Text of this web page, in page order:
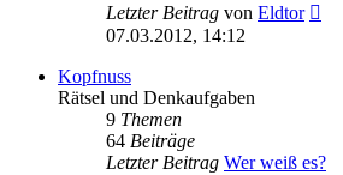
Letzter Beitrag von Eldtor
07.03.2012, 14:12
Kopfnuss
Rätsel und Denkaufgaben
9 Themen
64 Beiträge
Letzter Beitrag Wer weiß es?